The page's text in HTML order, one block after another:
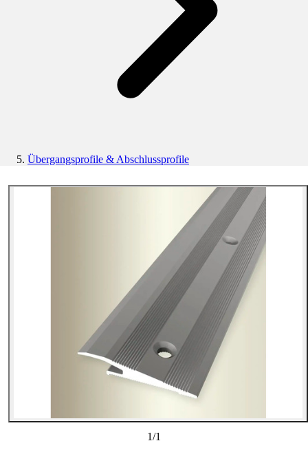
Übergangsprofile & Abschlussprofile
1/1